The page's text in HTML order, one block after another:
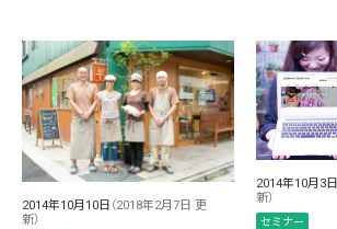
2014年10月10日 （2018年2月7日 更
新）
2014年10月3日
新）
セミナー